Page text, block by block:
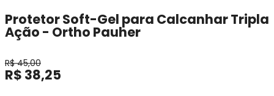
Protetor Soft-Gel para Calcanhar Tripla
Ação - Ortho Pauher
R$ 45,00
R$ 38,25